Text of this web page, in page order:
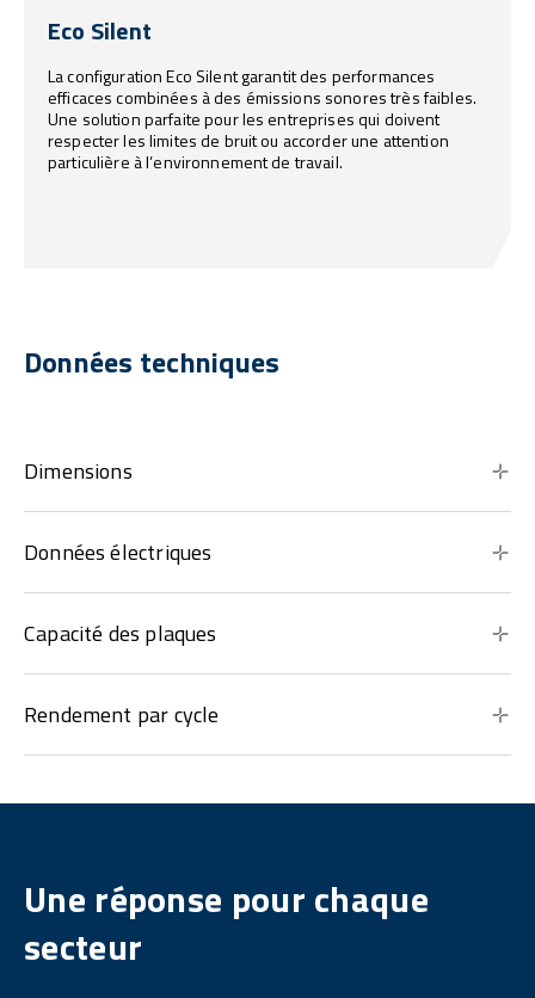
Eco Silent
La configuration Eco Silent garantit des performances
efficaces combinées à des émissions sonores très faibles.
Une solution parfaite pour les entreprises qui doivent
respecter les limites de bruit ou accorder une attention
particulière à l’environnement de travail.
Données techniques
Dimensions
Données électriques
Capacité des plaques
Rendement par cycle
Une réponse pour chaque
secteur